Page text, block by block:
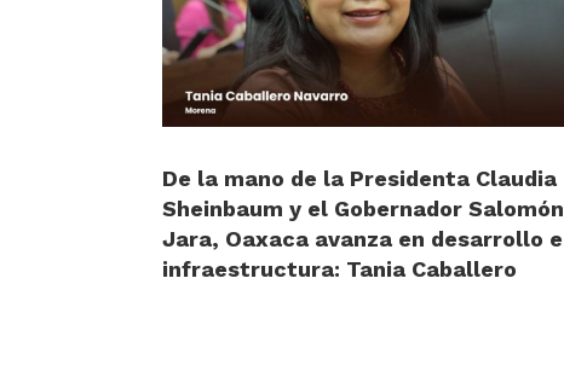
De la mano de la Presidenta Claudia
Sheinbaum y el Gobernador Salomón
Jara, Oaxaca avanza en desarrollo e
infraestructura: Tania Caballero